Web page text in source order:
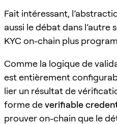
Fait intéressant,
aussi le débat dans l’autre
KYC on-chain plus
Comme la logique de
est entièrement
lier un résultat de
forme deverifiable
prouver on-chain que le